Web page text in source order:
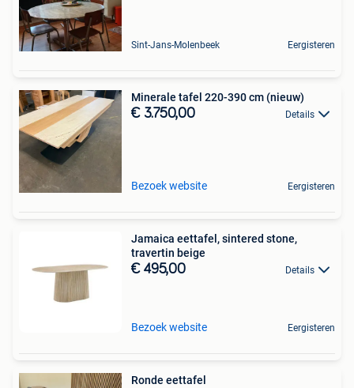
Sint-Jans-Molenbeek Eergisteren
Minerale tafel 220-390 cm (nieuw)
€ 3.750,00 Details
Bezoek website Eergisteren
Jamaica eettafel, sintered stone,
travertin beige
€ 495,00 Details
Bezoek website Eergisteren
Ronde eettafel